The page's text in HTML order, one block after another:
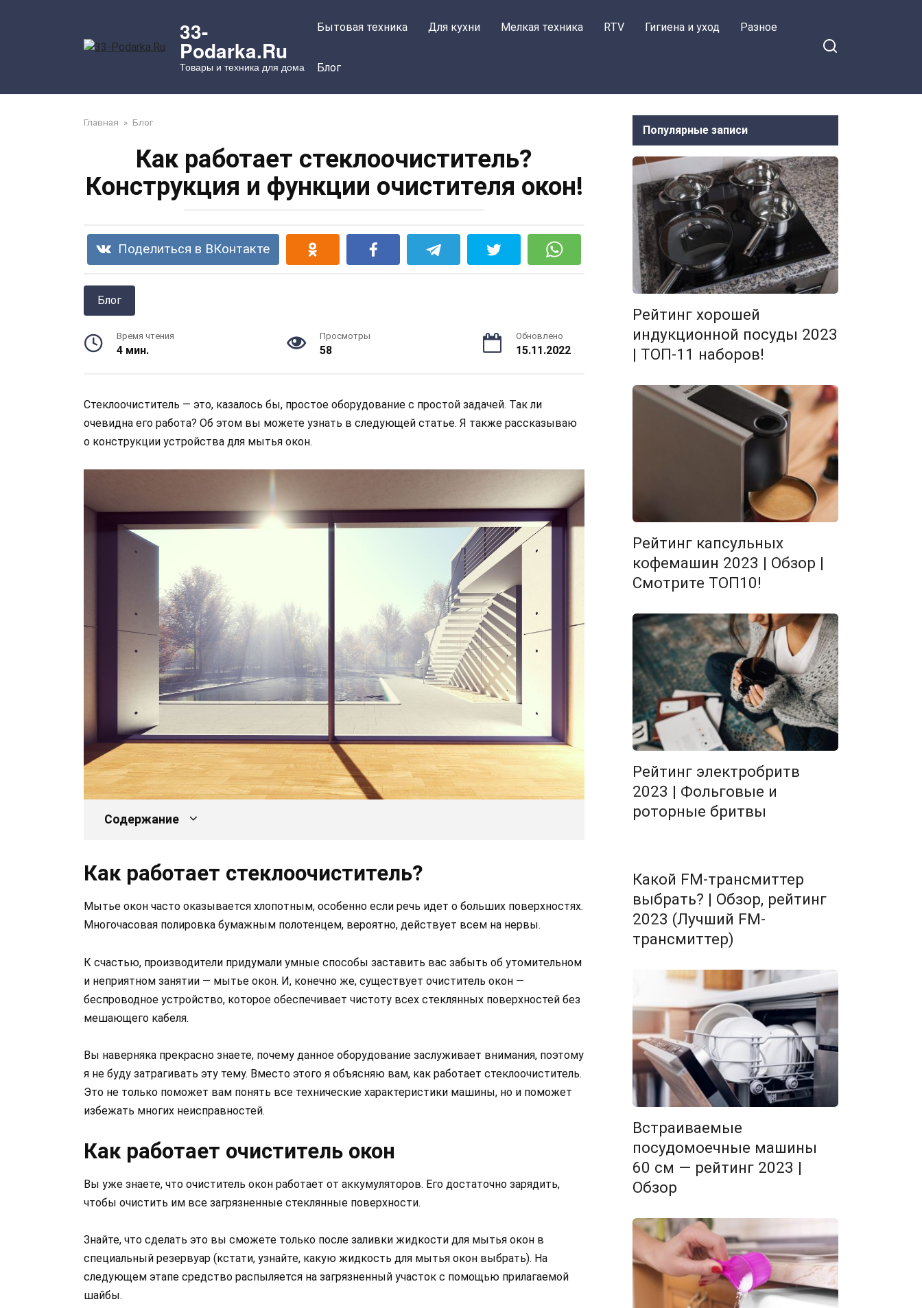
33-
Podarka.Ru
Товары и техника для дома
Бытовая техника Для кухни Мелкая техника RTV Гигиена и уход Разное
Блог
Главная » Блог
Как работает стеклоочиститель?
Конструкция и функции очистителя окон!
Поделиться в ВКонтакте
Блог
Время чтения
4 мин.
Просмотры
58
Обновлено
15.11.2022
Стеклоочиститель — это, казалось бы, простое оборудование с простой задачей. Так ли
очевидна его работа? Об этом вы можете узнать в следующей статье. Я также рассказываю
о конструкции устройства для мытья окон.
Содержание
Как работает стеклоочиститель?
Мытье окон часто оказывается хлопотным, особенно если речь идет о больших поверхностях.
Многочасовая полировка бумажным полотенцем, вероятно, действует всем на нервы.
К счастью, производители придумали умные способы заставить вас забыть об утомительном
и неприятном занятии — мытье окон. И, конечно же, существует очиститель окон —
беспроводное устройство, которое обеспечивает чистоту всех стеклянных поверхностей без
мешающего кабеля.
Вы наверняка прекрасно знаете, почему данное оборудование заслуживает внимания, поэтому
я не буду затрагивать эту тему. Вместо этого я объясняю вам, как работает стеклоочиститель.
Это не только поможет вам понять все технические характеристики машины, но и поможет
избежать многих неисправностей.
Как работает очиститель окон
Вы уже знаете, что очиститель окон работает от аккумуляторов. Его достаточно зарядить,
чтобы очистить им все загрязненные стеклянные поверхности.
Знайте, что сделать это вы сможете только после заливки жидкости для мытья окон в
специальный резервуар (кстати, узнайте, какую жидкость для мытья окон выбрать). На
следующем этапе средство распыляется на загрязненный участок с помощью прилагаемой
шайбы.
Популярные записи
Рейтинг хорошей
индукционной посуды 2023
| ТОП-11 наборов!
Рейтинг капсульных
кофемашин 2023 | Обзор |
Смотрите ТОП10!
Рейтинг электробритв
2023 | Фольговые и
роторные бритвы
Какой FM-трансмиттер
выбрать? | Обзор, рейтинг
2023 (Лучший FM-
трансмиттер)
Встраиваемые
посудомоечные машины
60 см — рейтинг 2023 |
Обзор